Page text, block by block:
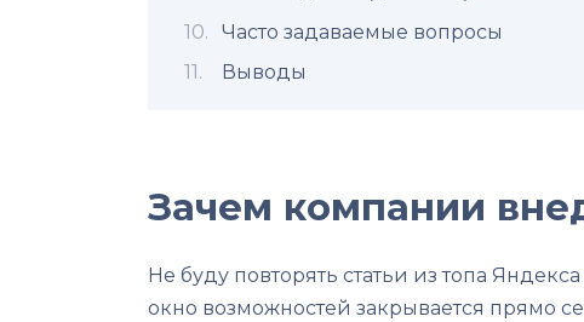
Часто задаваемые вопросы
Выводы
Зачем компании
Не буду повторять статьи из топа
окно возможностей закрывается прямо